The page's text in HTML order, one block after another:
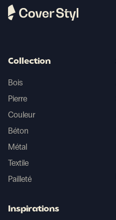
Collection
Bois
Pierre
Couleur
Béton
Métal
Textile
Pailleté
Inspirations